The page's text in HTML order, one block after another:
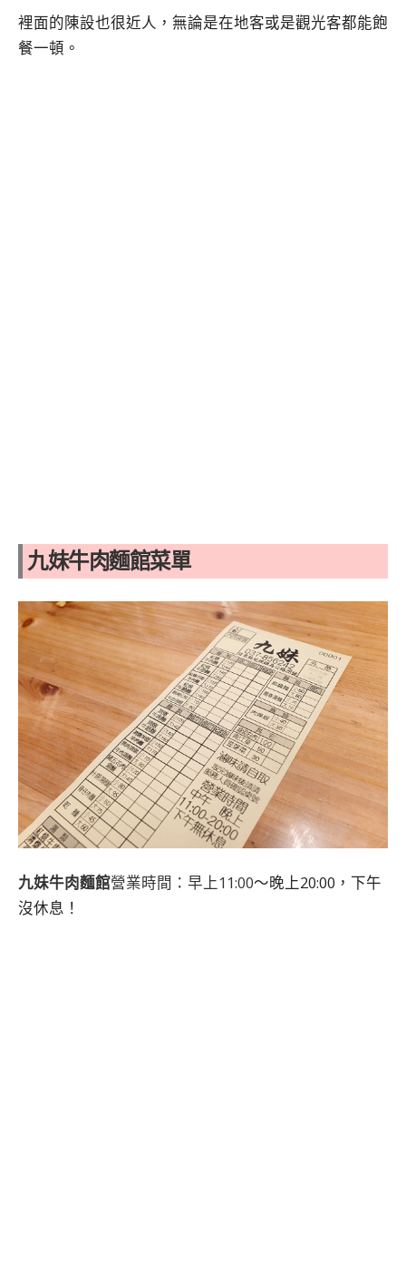
裡面的陳設也很近人，無論是在地客或是觀光客都能飽
餐一頓。
九妹牛肉麵館菜單
九妹牛肉麵館營業時間：早上11:00～晚上20:00，下午
沒休息！